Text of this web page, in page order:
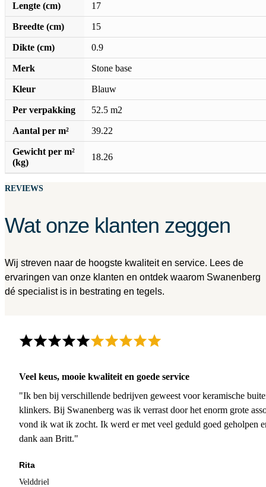
Lengte (cm) 17
Breedte (cm) 15
Dikte (cm) 0.9
Merk Stone base
Kleur Blauw
Per verpakking 52.5 m2
Aantal per m² 39.22
Gewicht per m²
(kg)
18.26
REVIEWS
Wat onze klanten zeggen
Wij streven naar de hoogste kwaliteit en service. Lees de
ervaringen van onze klanten en ontdek waarom Swanenberg
dé specialist is in bestrating en tegels.
Veel keus, mooie kwaliteit en goede service
"Ik ben bij verschillende bedrijven geweest voor keramische
klinkers. Bij Swanenberg was ik verrast door het enorm grote
vond ik wat ik zocht. Ik werd er met veel geduld goed geholpen
dank aan Britt."
Rita
Velddriel